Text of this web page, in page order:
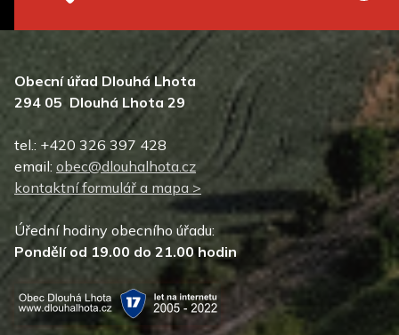
Obecní úřad Dlouhá Lhota
294 05 Dlouhá Lhota 29
tel.: +420 326 397 428
email: obec@dlouhalhota.cz
kontaktní formulář a mapa >
Úřední hodiny obecního úřadu:
Pondělí od 19.00 do 21.00 hodin